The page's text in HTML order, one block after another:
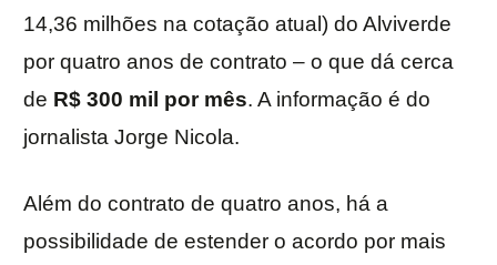
14,36 milhões na cotação atual) do Alviverde
por quatro anos de contrato – o que dá cerca
de R$ 300 mil por mês. A informação é do
jornalista Jorge Nicola.
Além do contrato de quatro anos, há a
possibilidade de estender o acordo por mais